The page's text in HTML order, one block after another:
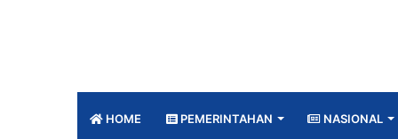
HOME PEMERINTAHAN NASIONAL